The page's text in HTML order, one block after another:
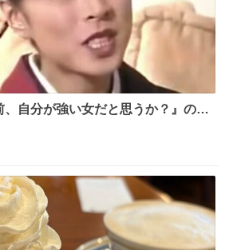
自分が強い女だと思うか？』の一
んが思わず本音をこぼす瞬間😭